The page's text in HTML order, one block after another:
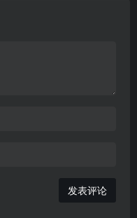
发表评论